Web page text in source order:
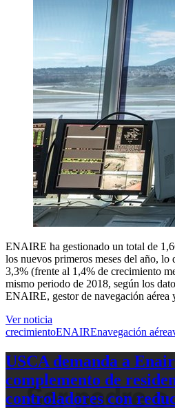
ENAIRE ha gestionado un total de
los nuevos primeros meses del año, lo
3,3% (frente al 1,4% de crecimiento
mismo periodo de 2018, según los
ENAIRE, gestor de navegación aérea
Ver noticia
crecimientoENAIREnavegación aérea
USCA demanda a
complemento de
controladores con